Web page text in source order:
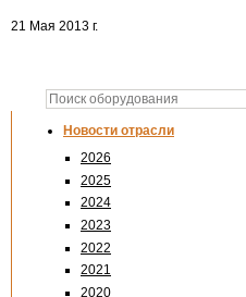
Новости отрасли
2026
2025
2024
2023
2022
2021
2020
21 Мая 2013 г.